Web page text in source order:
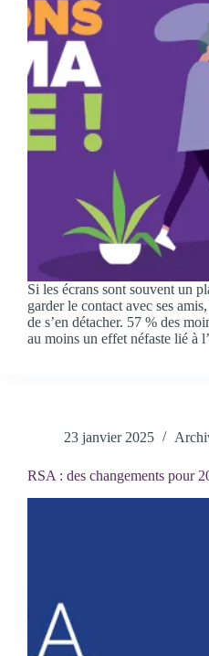
Si les écrans sont souvent un
garder le contact avec ses
de s’en détacher. 57 % des
au moins un effet néfaste lié à
23 janvier 2025
RSA : des changements pour